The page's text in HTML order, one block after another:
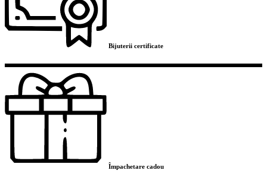
Bijuterii certificate
Împachetare cadou